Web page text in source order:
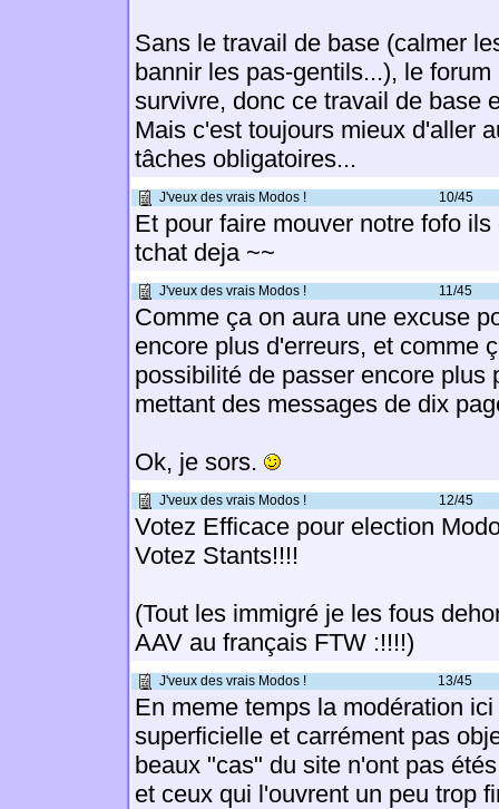
Sans le travail de base (calmer
bannir les pas-gentils...), le
survivre, donc ce travail de base
Mais c'est toujours mieux d'aller
tâches obligatoires...
J'veux des vrais Modos ! 10/45
Et pour faire mouver notre fofo
tchat deja ~~
J'veux des vrais Modos ! 11/45
Comme ça on aura une excuse
encore plus d'erreurs, et comme
possibilité de passer encore plus
mettant des messages de dix
Ok, je sors.
J'veux des vrais Modos ! 12/45
Votez Efficace pour election
Votez Stants!!!!
(Tout les immigré je les fous
AAV au français FTW :!!!!)
J'veux des vrais Modos ! 13/45
En meme temps la modération
superficielle et carrément pas
beaux "cas" du site n'ont pas
et ceux qui l'ouvrent un peu trop